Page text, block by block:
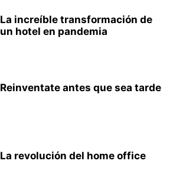
La increíble transformación de
un hotel en pandemia
Reinventate antes que sea tarde
La revolución del home office